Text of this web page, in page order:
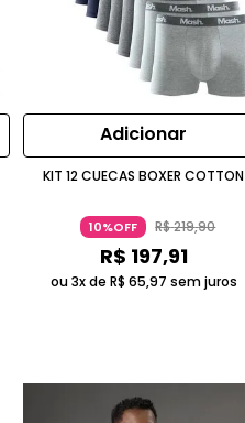
Adicionar
KIT 12 CUECAS BOXER COTTON
10%OFF R$219,90
R$ 197,91
ou 3x de R$ 65,97 sem juros